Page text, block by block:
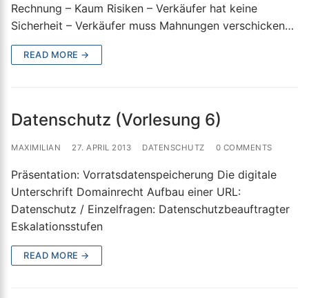
Rechnung – Kaum Risiken – Verkäufer hat keine
Sicherheit – Verkäufer muss Mahnungen verschicken…
READ MORE →
Datenschutz (Vorlesung 6)
MAXIMILIAN 27. APRIL 2013 DATENSCHUTZ 0 COMMENTS
Präsentation: Vorratsdatenspeicherung Die digitale
Unterschrift Domainrecht Aufbau einer URL:
Datenschutz / Einzelfragen: Datenschutzbeauftragter
Eskalationsstufen
READ MORE →